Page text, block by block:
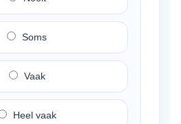
Soms
Vaak
Heel vaak